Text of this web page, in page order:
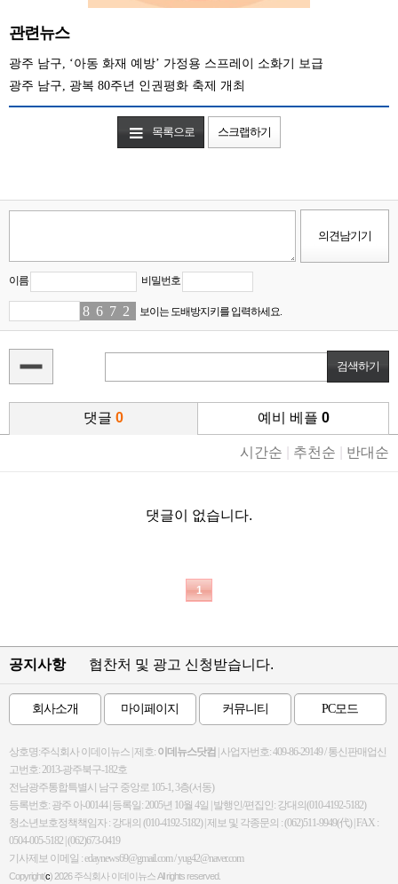
관련뉴스
광주 남구, ‘아동 화재 예방’ 가정용 스프레이 소화기 보급
광주 남구, 광복 80주년 인권평화 축제 개최
목록으로 스크랩하기
이름 비밀번호
89 63 76 2 보이는 도배방지키를 입력하세요.
댓글 0 예비 베플 0
시간순 추천순 반대순
댓글이 없습니다.
1
공지사항 협찬처 및 광고 신청받습니다.
회사소개 마이페이지 커뮤니티 PC모드
상호명:주식회사 이데이뉴스 | 제호: 이데뉴스닷컴 | 사업자번호: 409-86-29149 / 통신판매업신
고번호: 2013-광주북구-182호
전남광주통합특별시 남구 중앙로 105-1, 3층(서동)
등록번호: 광주 아-00144 | 등록일: 2005년 10월 4일 | 발행인/편집인: 강대의(010-4192-5182)
청소년보호정책책임자 : 강대의 (010-4192-5182) | 제보 및 각종문의 : (062)511-9949(代) | FAX :
0504-005-5182 | (062)673-0419
기사제보 이메일 : edaynews69@gmail.com / yug42@naver.com
Copyright(c) 2026주식회사 이데이뉴스All rights reserved.